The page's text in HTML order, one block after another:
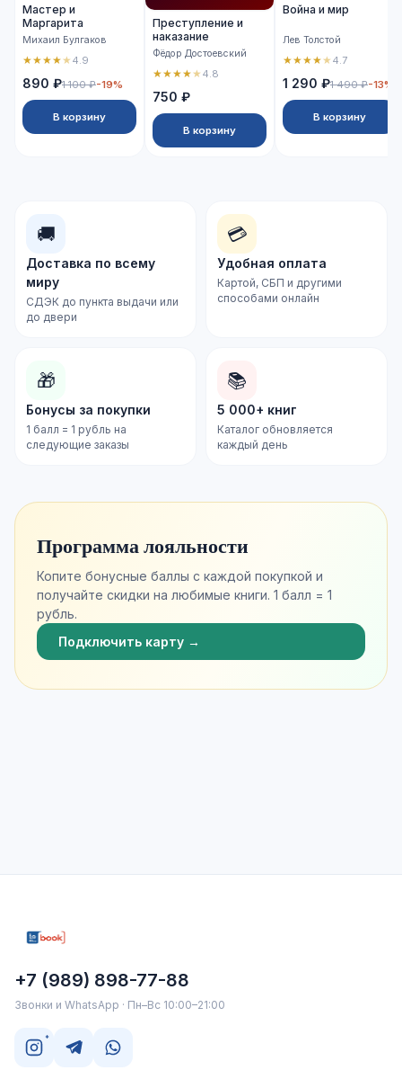
Мастер и
Маргарита
Михаил Булгаков
★★★★★4.9
890 ₽1 100 ₽-19%
В корзину
Преступление и
наказание
Фёдор Достоевский
★★★★★4.8
750 ₽
В корзину
Война и мир
Лев Толстой
★★★★★4.7
1 290 ₽1 490 ₽-13%
В корзину
🚚
Доставка по всему
миру
СДЭК до пункта выдачи или
до двери
💳
Удобная оплата
Картой, СБП и другими
способами онлайн
🎁
Бонусы за покупки
1 балл = 1 рубль на
следующие заказы
📚
5 000+ книг
Каталог обновляется
каждый день
Программа лояльности
Копите бонусные баллы с каждой покупкой и
получайте скидки на любимые книги. 1 балл = 1
рубль.
Подключить карту →
+7 (989) 898-77-88
Звонки и WhatsApp · Пн–Вс 10:00–21:00
*